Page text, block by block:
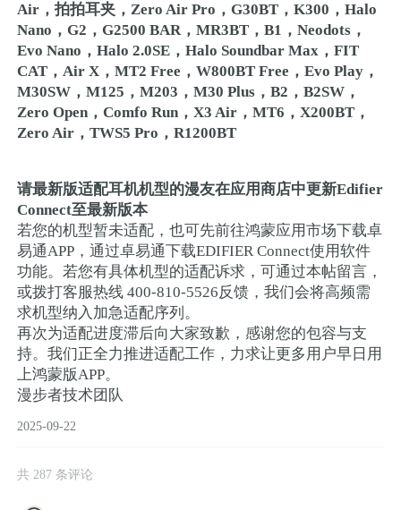
Air，拍拍耳夹，Zero Air Pro，G30BT，K300，Halo
Nano，G2，G2500 BAR，MR3BT，B1，Neodots，
Evo Nano，Halo 2.0SE，Halo Soundbar Max，FIT
CAT，Air X，MT2 Free，W800BT Free，Evo Play，
M30SW，M125，M203，M30 Plus，B2，B2SW，
Zero Open，Comfo Run，X3 Air，MT6，X200BT，
Zero Air，TWS5 Pro，R1200BT
请最新版适配耳机机型的漫友在应用商店中更新Edifier
Connect至最新版本
若您的机型暂未适配，也可先前往鸿蒙应用市场下载卓
易通APP，通过卓易通下载EDIFIER Connect使用软件
功能。若您有具体机型的适配诉求，可通过本帖留言，
或拨打客服热线 400-810-5526反馈，我们会将高频需
求机型纳入加急适配序列。​
再次为适配进度滞后向大家致歉，感谢您的包容与支
持。我们正全力推进适配工作，力求让更多用户早日用
上鸿蒙版APP。
漫步者技术团队
2025-09-22
共 287 条评论